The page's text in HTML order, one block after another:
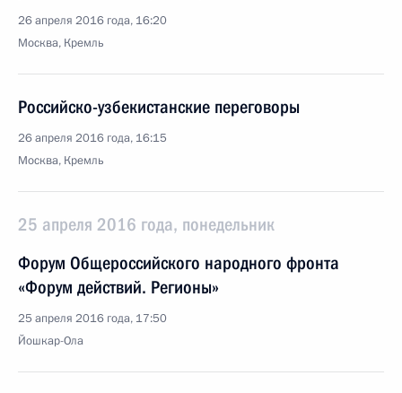
26 апреля 2016 года, 16:20
Москва, Кремль
Российско-узбекистанские переговоры
26 апреля 2016 года, 16:15
Москва, Кремль
25 апреля 2016 года, понедельник
Форум Общероссийского народного фронта
«Форум действий. Регионы»
25 апреля 2016 года, 17:50
Йошкар-Ола